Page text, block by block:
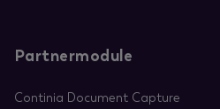
Partnermodule
Continia Document Capture